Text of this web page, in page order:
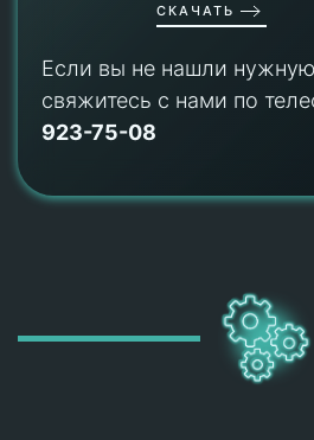
СКАЧАТЬ
Если вы не нашли
свяжитесь с нами по
923-75-08